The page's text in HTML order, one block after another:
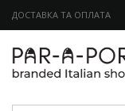
ДОСТАВКА ТА ОПЛАТА